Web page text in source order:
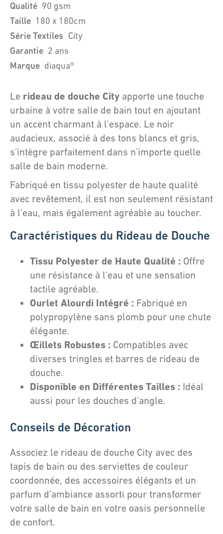
Qualité 90 gsm
Taille 180 x 180cm
Série Textiles City
Garantie 2 ans
Marque diaqua®
Le rideau de douche City apporte une touche
urbaine à votre salle de bain tout en ajoutant
un accent charmant à l'espace. Le noir
audacieux, associé à des tons blancs et gris,
s'intègre parfaitement dans n'importe quelle
salle de bain moderne.
Fabriqué en tissu polyester de haute qualité
avec revêtement, il est non seulement résistant
à l'eau, mais également agréable au toucher.
Caractéristiques du Rideau de Douche
Tissu Polyester de Haute Qualité : Offre
une résistance à l'eau et une sensation
tactile agréable.
Ourlet Alourdi Intégré : Fabriqué en
polypropylène sans plomb pour une chute
élégante.
Œillets Robustes : Compatibles avec
diverses tringles et barres de rideau de
douche.
Disponible en Différentes Tailles : Idéal
aussi pour les douches d'angle.
Conseils de Décoration
Associez le rideau de douche City avec des
tapis de bain ou des serviettes de couleur
coordonnée, des accessoires élégants et un
parfum d’ambiance assorti pour transformer
votre salle de bain en votre oasis personnelle
de confort.